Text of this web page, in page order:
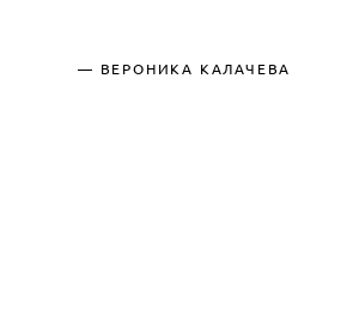
— ВЕРОНИКА КАЛАЧЕВА